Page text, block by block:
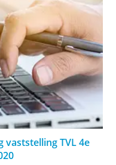
TVL 4e